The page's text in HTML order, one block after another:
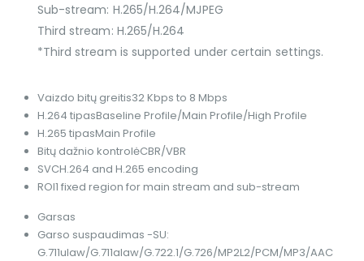
Sub-stream: H.265/H.264/MJPEG
Third stream: H.265/H.264
*Third stream is supported under certain settings.
Vaizdo bitų greitis32 Kbps to 8 Mbps
H.264 tipasBaseline Profile/Main Profile/High Profile
H.265 tipasMain Profile
Bitų dažnio kontrolėCBR/VBR
SVCH.264 and H.265 encoding
ROI1 fixed region for main stream and sub-stream
Garsas
Garso suspaudimas -SU:
G.711ulaw/G.711alaw/G.722.1/G.726/MP2L2/PCM/MP3/AAC